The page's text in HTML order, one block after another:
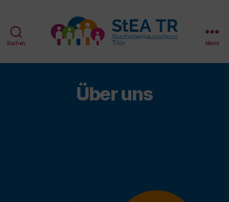
Suchen
Trier
Menü
Über uns